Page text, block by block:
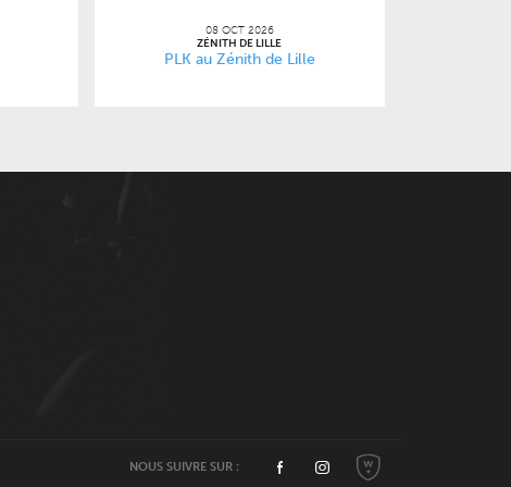
08 OCT 2026
ZÉNITH DE LILLE
PLK au Zénith de Lille
NOUS SUIVRE SUR :
Instagram